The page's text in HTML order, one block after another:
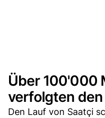
Über 100'000
verfolgten den
Den Lauf von Saatçi